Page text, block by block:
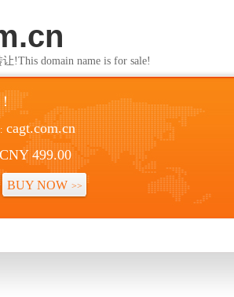
!This domain name is for sale!
cagt.com.cn
CNY 499.00
BUY NOW >>